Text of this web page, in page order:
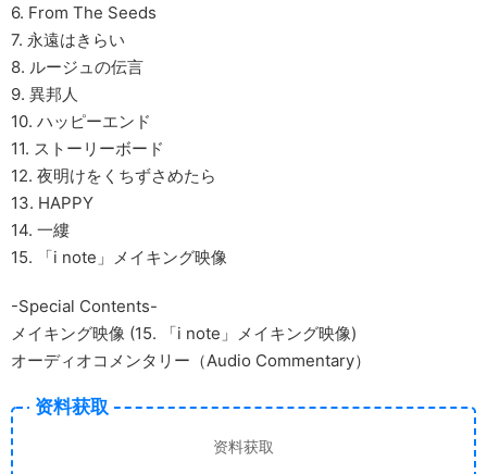
6. From The Seeds
7. 永遠はきらい
8. ルージュの伝言
9. 異邦人
10. ハッピーエンド
11. ストーリーボード
12. 夜明けをくちずさめたら
13. HAPPY
14. 一縷
15. 「i note」メイキング映像
-Special Contents-
メイキング映像 (15. 「i note」メイキング映像)
オーディオコメンタリー（Audio Commentary）
资料获取
资料获取